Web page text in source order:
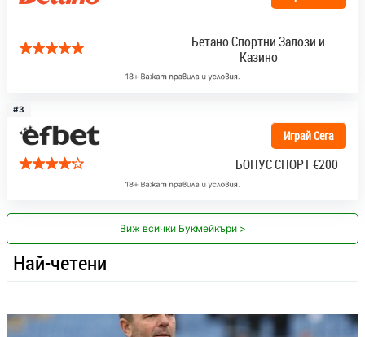
Бетано Спортни Залози и
Казино
#3
Играй Сега
БОНУС СПОРТ€200
Виж всички Букмейкъри >
Най-четени